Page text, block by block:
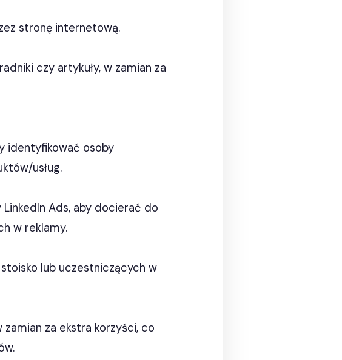
stronę internetową.
czy artykuły, w zamian za
identyfikować osoby
usług.
Ads, aby docierać do
w reklamy.
lub uczestniczących w
za ekstra korzyści, co